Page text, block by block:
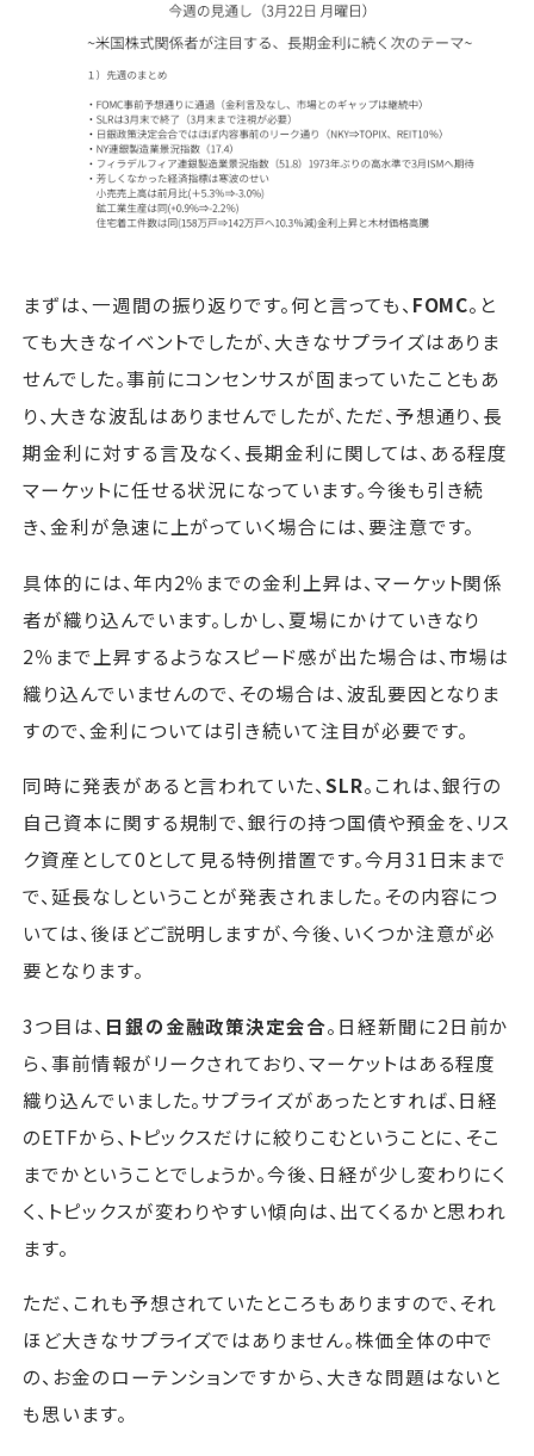
まずは、一週間の振り返りです。何と言っても、 FOMC。と
ても大きなイベントでしたが、大きなサプライズはありま
せんでした。事前にコンセンサスが固まっていたこともあ
り、大きな波乱はありませんでしたが、ただ、予想通り、長
期金利に対する言及なく、長期金利に関しては、ある程度
マーケットに任せる状況になっています。今後も引き続
き、金利が急速に上がっていく場合には、要注意です。
具体的には、年内2％までの金利上昇は、マーケット関係
者が織り込んでいます。しかし、夏場にかけていきなり
2％まで上昇するようなスピード感が出た場合は、市場は
織り込んでいませんので、その場合は、波乱要因となりま
すので、金利については引き続いて注目が必要です。
同時に発表があると言われていた、SLR。これは、銀行の
自己資本に関する規制で、銀行の持つ国債や預金を、リス
ク資産として0として見る特例措置です。今月31日末まで
で、延長なしということが発表されました。その内容につ
いては、後ほどご説明しますが、今後、いくつか注意が必
要となります。
3つ目は、 日銀の金融政策決定会合。日経新聞に2日前か
ら、事前情報がリークされており、マーケットはある程度
織り込んでいました。サプライズがあったとすれば、日経
のETFから、トピックスだけに絞りこむということに、そこ
までかということでしょうか。今後、日経が少し変わりにく
く、トピックスが変わりやすい傾向は、出てくるかと思われ
ます。
ただ、これも予想されていたところもありますので、それ
ほど大きなサプライズではありません。株価全体の中で
の、お金のローテンションですから、大きな問題はないと
も思います。